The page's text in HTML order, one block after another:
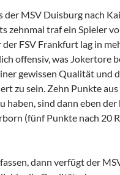
der MSV Duisburg nach
zehnmal traf ein Spieler
FSV Frankfurt lag in
offensiv, was Jokertore
gewissen Qualität und
zu sein. Zehn Punkte
haben, sind dann eben
(fünf Punkte nach 20
dann verfügt der